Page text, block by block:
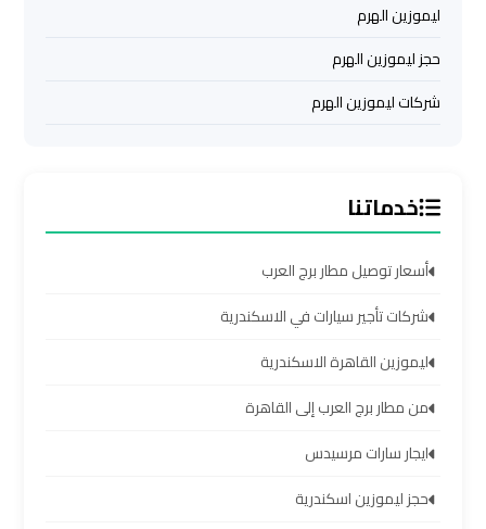
ليموزين الهرم
حجز ليموزين الهرم
شركات ليموزين الهرم
خدماتنا
أسعار توصيل مطار برج العرب
شركات تأجير سيارات في الاسكندرية
ليموزين القاهرة الاسكندرية
من مطار برج العرب إلى القاهرة
ايجار سارات مرسيدس
حجز ليموزين اسكندرية
القاهرة
ليموزين
ليموزين
الغردقة
ليموزين